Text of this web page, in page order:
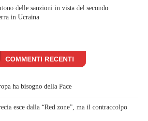
delle sanzioni in vista del secondo
in Ucraina
COMMENTI RECENTI
ha bisogno della Pace
esce dalla “Red zone”, ma il contraccolpo